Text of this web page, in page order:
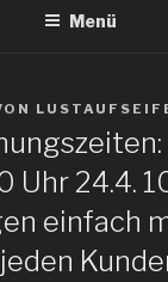
Menü
Uhr 24.4.
einfach